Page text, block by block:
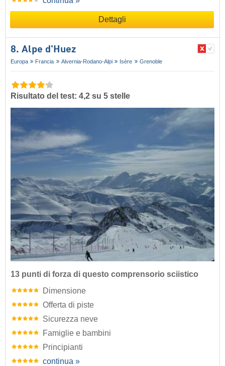
Dettagli
8. Alpe d'Huez
Europa Francia Alvernia-Rodano-Alpi Isère Grenoble
Risultato del test: 4,2 su 5 stelle
13 punti di forza di questo comprensorio sciistico
Dimensione
Offerta di piste
Sicurezza neve
Famiglie e bambini
Principianti
continua »